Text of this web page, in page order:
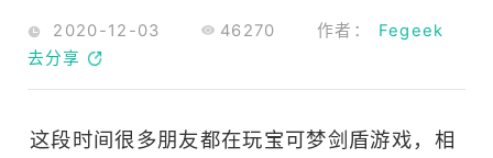
2020-12-03 46270 作者： Fegeek
去分享
这段时间很多朋友都在玩宝可梦剑盾游戏，相